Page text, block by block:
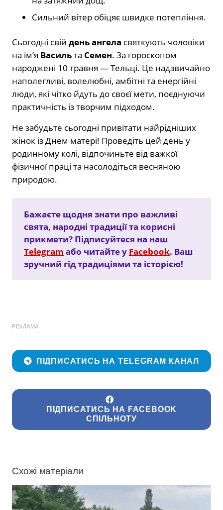
Сильний вітер обіцяє швидке потепління.
Сьогодні свій день ангела святкують чоловіки
на ім’я Васильта Семен. За гороскопом
народжені 10 травня — Тельці. Це надзвичайно
наполегливі, волелюбні, амбітні та енергійні
люди, які чітко йдуть до своєї мети, поєднуючи
практичність із творчим підходом.
Не забудьте сьогодні привітати найрідніших
жінок із Днем матері! Проведіть цей день у
родинному колі, відпочиньте від важкої
фізичної праці та насолодіться весняною
природою.
Бажаєте щодня знати про важливі
свята, народні традиції та корисні
прикмети? Підписуйтеся на наш
Telegram або читайте у Facebook. Ваш
зручний гід традиціями та історією!
РЕКЛАМА
ПІДПИСАТИСЬ НА TELEGRAM КАНАЛ
ПІДПИСАТИСЬ НА FACEBOOK
СПІЛЬНОТУ
Схожі матеріали